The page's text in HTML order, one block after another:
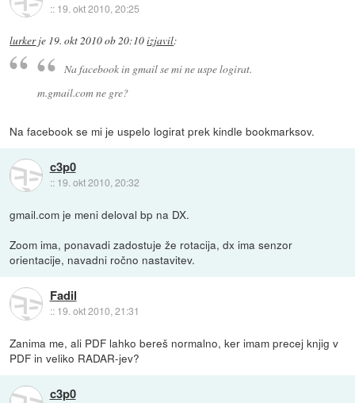
:: 19. okt 2010, 20:25
lurkerje 19. okt 2010 ob 20:10izjavil:
Na facebook in gmail se mi ne uspe logirat.
m.gmail.com ne gre?
Na facebook se mi je uspelo logirat prek kindle bookmarksov.
c3p0
:: 19. okt 2010, 20:32
gmail.com je meni deloval bp na DX.
Zoom ima, ponavadi zadostuje že rotacija, dx ima senzor
orientacije, navadni ročno nastavitev.
Fadil
:: 19. okt 2010, 21:31
Zanima me, ali PDF lahko bereš normalno, ker imam precej knjig v
PDF in veliko RADAR-jev?
c3p0